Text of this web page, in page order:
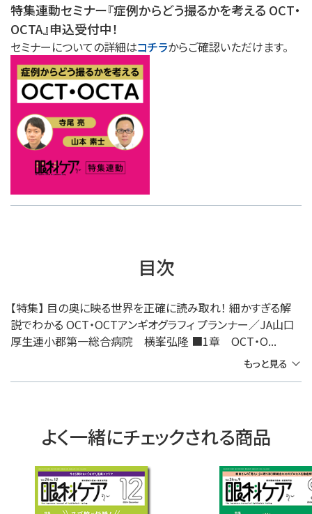
特集連動セミナー『症例からどう撮るかを考える OCT・
OCTA』申込受付中！
セミナーについての詳細はコチラからご確認いただけます。
目次
【特集】 目の奥に映る世界を正確に読み取れ！ 細かすぎる解
説でわかる OCT・OCTアンギオグラフィ プランナー／JA山口
厚生連小郡第一総合病院 横峯弘隆 ■1章 OCT・O...
もっと見る
よく一緒にチェックされる商品